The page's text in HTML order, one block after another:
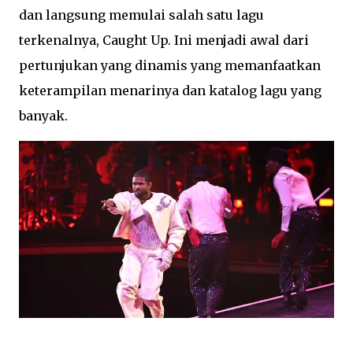
dan langsung memulai salah satu lagu
terkenalnya, Caught Up. Ini menjadi awal dari
pertunjukan yang dinamis yang memanfaatkan
keterampilan menarinya dan katalog lagu yang
banyak.